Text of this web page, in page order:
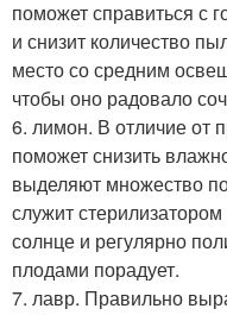
поможет справиться с
и снизит количество
место со средним
чтобы оно радовало
6. лимон. В отличие от
поможет снизить
выделяют множество
служит
солнце и регулярно
плодами порадует.
7. лавр. Правильно